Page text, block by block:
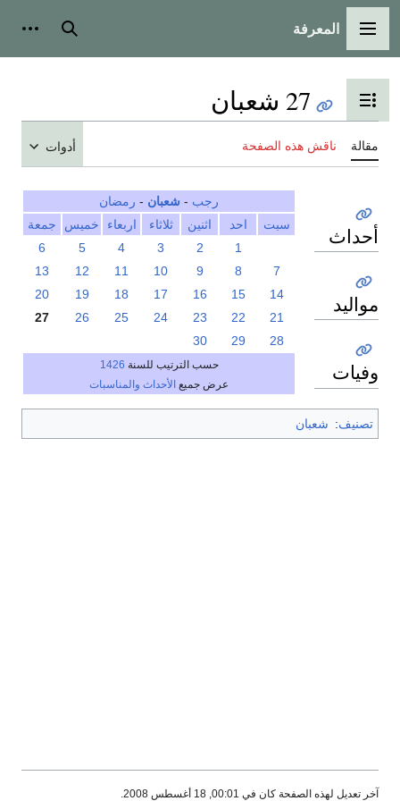
القائمة الرئيسية
المعرفة بحث
تبديل عرض جدول المحتويات
27 شعبان
مقالة ناقش هذه الصفحة أدوات
رجب - شعبان - رمضان
سبت
احد اثنين ثلاثاء اربعاء خميس
جمعة
1
2
3
4
5
6
7
8
9
10
11
12
13
14
15
16
17
18
19
20
21
22
23
24
25
26
27
28
29
30
حسب الترتيب للسنة 1426
عرض جميع الأحداث والمناسبات
أحداث
مواليد
وفيات
تصنيف: شعبان
آخر تعديل لهذه الصفحة كان في 00:01, 18 أغسطس 2008.